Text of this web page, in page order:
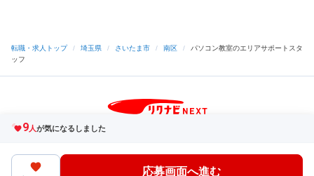
9人が気になるしました
転職・求人トップ / 埼玉県 / さいたま市 / 南区 /
パソコン教室のエリアサポートスタ
ッフ
応募画面へ進む
中途採用をご検討の企業様
ヘルプ・お問い合わせ